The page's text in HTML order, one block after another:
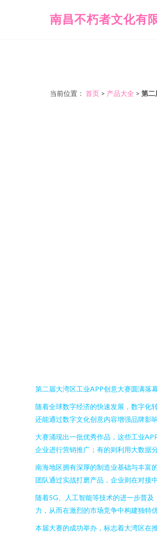
南昌不朽者文化有
当前位置： 首页 > 产品大全 > 第二
第二届大湾区工业APP创意大赛圆满落
随着全球数字经济的快速发展，数字化
还能通过数字文化创意内容增强品牌影
大赛涌现出一批优秀作品，这些工业
企业进行营销推广；有的则利用大数据
南海地区拥有深厚的制造业基础与丰富
团队通过实战打磨产品，企业则在对接
随着5G、人工智能等技术的进一步普
力，从而在激烈的市场竞争中构建独特
本届大赛的成功举办，标志着大湾区在